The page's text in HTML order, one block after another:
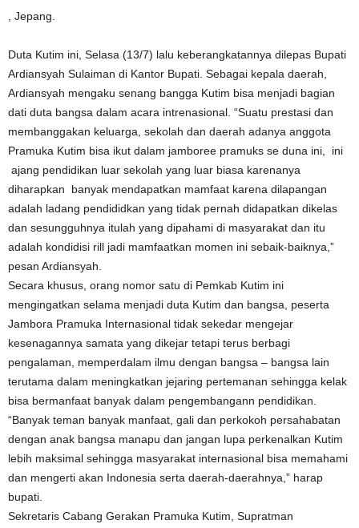
, Jepang.
Duta Kutim ini, Selasa (13/7) lalu keberangkatannya dilepas Bupati
Ardiansyah Sulaiman di Kantor Bupati. Sebagai kepala daerah,
Ardiansyah mengaku senang bangga Kutim bisa menjadi bagian
dati duta bangsa dalam acara intrenasional. “Suatu prestasi dan
membanggakan keluarga, sekolah dan daerah adanya anggota
Pramuka Kutim bisa ikut dalam jamboree pramuks se duna ini, ini
ajang pendidikan luar sekolah yang luar biasa karenanya
diharapkan banyak mendapatkan mamfaat karena dilapangan
adalah ladang pendididkan yang tidak pernah didapatkan dikelas
dan sesungguhnya itulah yang dipahami di masyarakat dan itu
adalah kondidisi rill jadi mamfaatkan momen ini sebaik-baiknya,”
pesan Ardiansyah.
Secara khusus, orang nomor satu di Pemkab Kutim ini
mengingatkan selama menjadi duta Kutim dan bangsa, peserta
Jambora Pramuka Internasional tidak sekedar mengejar
kesenagannya samata yang dikejar tetapi terus berbagi
pengalaman, memperdalam ilmu dengan bangsa – bangsa lain
terutama dalam meningkatkan jejaring pertemanan sehingga kelak
bisa bermanfaat banyak dalam pengembangann pendidikan.
“Banyak teman banyak manfaat, gali dan perkokoh persahabatan
dengan anak bangsa manapu dan jangan lupa perkenalkan Kutim
lebih maksimal sehingga masyarakat internasional bisa memahami
dan mengerti akan Indonesia serta daerah-daerahnya,” harap
bupati.
Sekretaris Cabang Gerakan Pramuka Kutim, Supratman